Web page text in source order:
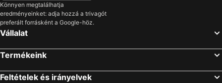
Könnyen megtalálhatja
eredményeinket: adja hozzá a trivagót
preferált forrásként a Google-höz.
Vállalat
Termékeink
Feltételek és irányelvek